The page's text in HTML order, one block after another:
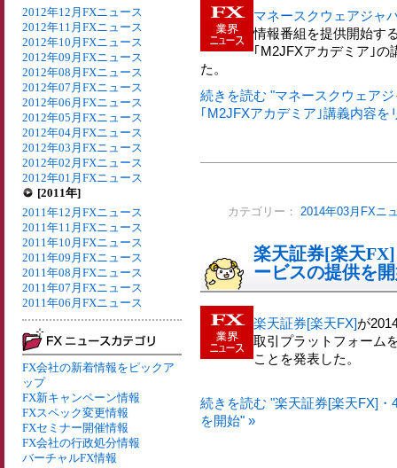
2012年12月FXニュース
2012年11月FXニュース
2012年10月FXニュース
2012年09月FXニュース
2012年08月FXニュース
2012年07月FXニュース
2012年06月FXニュース
2012年05月FXニュース
2012年04月FXニュース
2012年03月FXニュース
2012年02月FXニュース
2012年01月FXニュース
[2011年]
2011年12月FXニュース
2011年11月FXニュース
2011年10月FXニュース
2011年09月FXニュース
2011年08月FXニュース
2011年07月FXニュース
2011年06月FXニュース
FX会社の新着情報をピックア
ップ
FX新キャンペーン情報
FXスペック変更情報
FXセミナー開催情報
FX会社の行政処分情報
バーチャルFX情報
マネースクウェアジャ
情報番組を提供開始す
｢M2JFXアカデミア｣の
た。
続きを読む "マネースクウェア
｢M2JFXアカデミア｣講義内容を
カテゴリー： 2014年03月FXニ
楽天証券[楽天
ービスの提供を
楽天証券[楽天FX]が
取引プラットフォーム
ことを発表した。
続きを読む "楽天証券[楽天FX]
を開始" »